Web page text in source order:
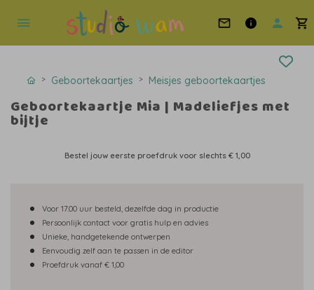
Geboortekaartjes Meisjes geboortekaartjes
Geboortekaartje Mia | Madeliefjes met
bijtje
Bestel jouw eerste proefdruk voor slechts € 1,00
Voor 17.00 uur besteld, dezelfde dag in productie
Persoonlijk contact voor gratis hulp en advies
Unieke, handgetekende ontwerpen
Eenvoudig zelf aan te passen in de editor
Proefdruk vanaf € 1,00